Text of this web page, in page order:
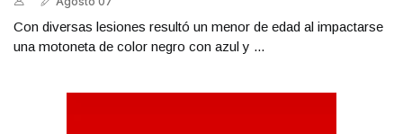
Con diversas lesiones resultó un menor de edad al impactarse
una motoneta de color negro con azul y ...